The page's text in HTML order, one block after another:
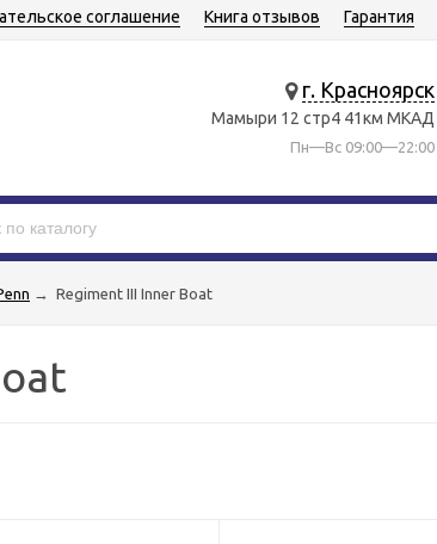
соглашение Книга отзывов Гарантия
г. Красноярск
Мамыри 12 стр4 41км МКАД
Пн—Вс 09:00—22:00
→ Regiment III Inner Boat